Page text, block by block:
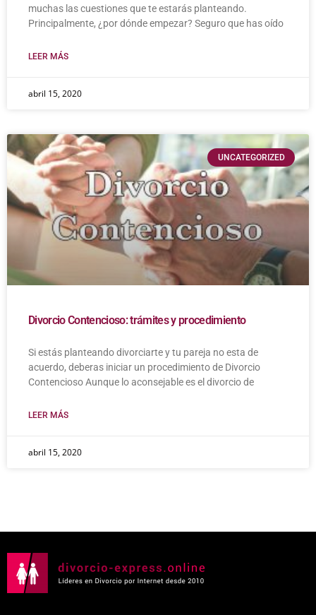
muchas las cuestiones que te estarás planteando.
Principalmente, ¿por dónde empezar? Seguro que has oído
LEER MÁS
abril 15, 2020
UNCATEGORIZED
Divorcio Contencioso: trámites y procedimiento
Si estás planteando divorciarte y tu pareja no esta de
acuerdo, deberas iniciar un procedimiento de Divorcio
Contencioso Aunque lo aconsejable es el divorcio de
LEER MÁS
abril 15, 2020